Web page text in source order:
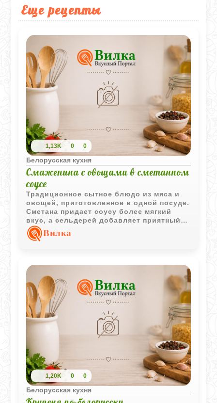
Еще рецепты
1,13K 0 0
Белорусская кухня
Смаженина с овощами в сметанном
соусе
Традиционное сытное блюдо из мяса и
овощей, приготовленное в одной посуде.
Сметана придает соусу более мягкий
вкус, а сельдерей добавляет приятный
аромат готовому жаркому.
Вилка
1,20K 0 0
Белорусская кухня